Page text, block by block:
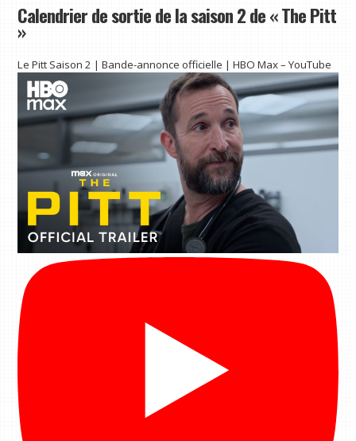
Calendrier de sortie de la saison 2 de « The Pitt
»
Le Pitt Saison 2 | Bande-annonce officielle | HBO Max – YouTube